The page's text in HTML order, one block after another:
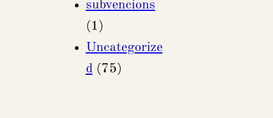
subvencions
(1)
Uncategorize
d(75)